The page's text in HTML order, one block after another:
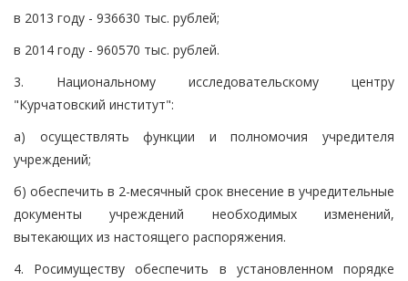
в 2013 году - 936630 тыс. рублей;
в 2014 году - 960570 тыс. рублей.
3. Национальному исследовательскому центру
"Курчатовский институт":
а) осуществлять функции и полномочия учредителя
учреждений;
б) обеспечить в 2-месячный срок внесение в учредительные
документы учреждений необходимых изменений,
вытекающих из настоящего распоряжения.
4. Росимуществу обеспечить в установленном порядке